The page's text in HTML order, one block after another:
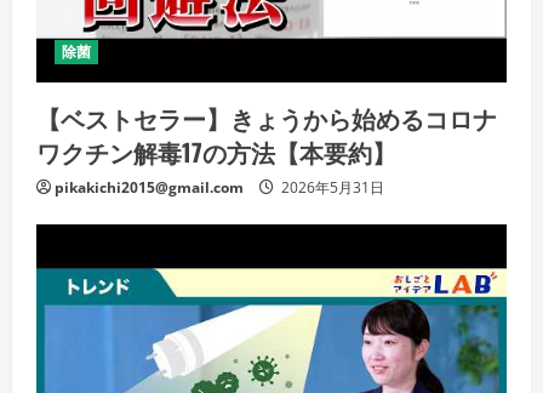
除菌
【ベストセラー】きょうから始めるコロナ
ワクチン解毒17の方法【本要約】
pikakichi2015@gmail.com 2026年5月31日